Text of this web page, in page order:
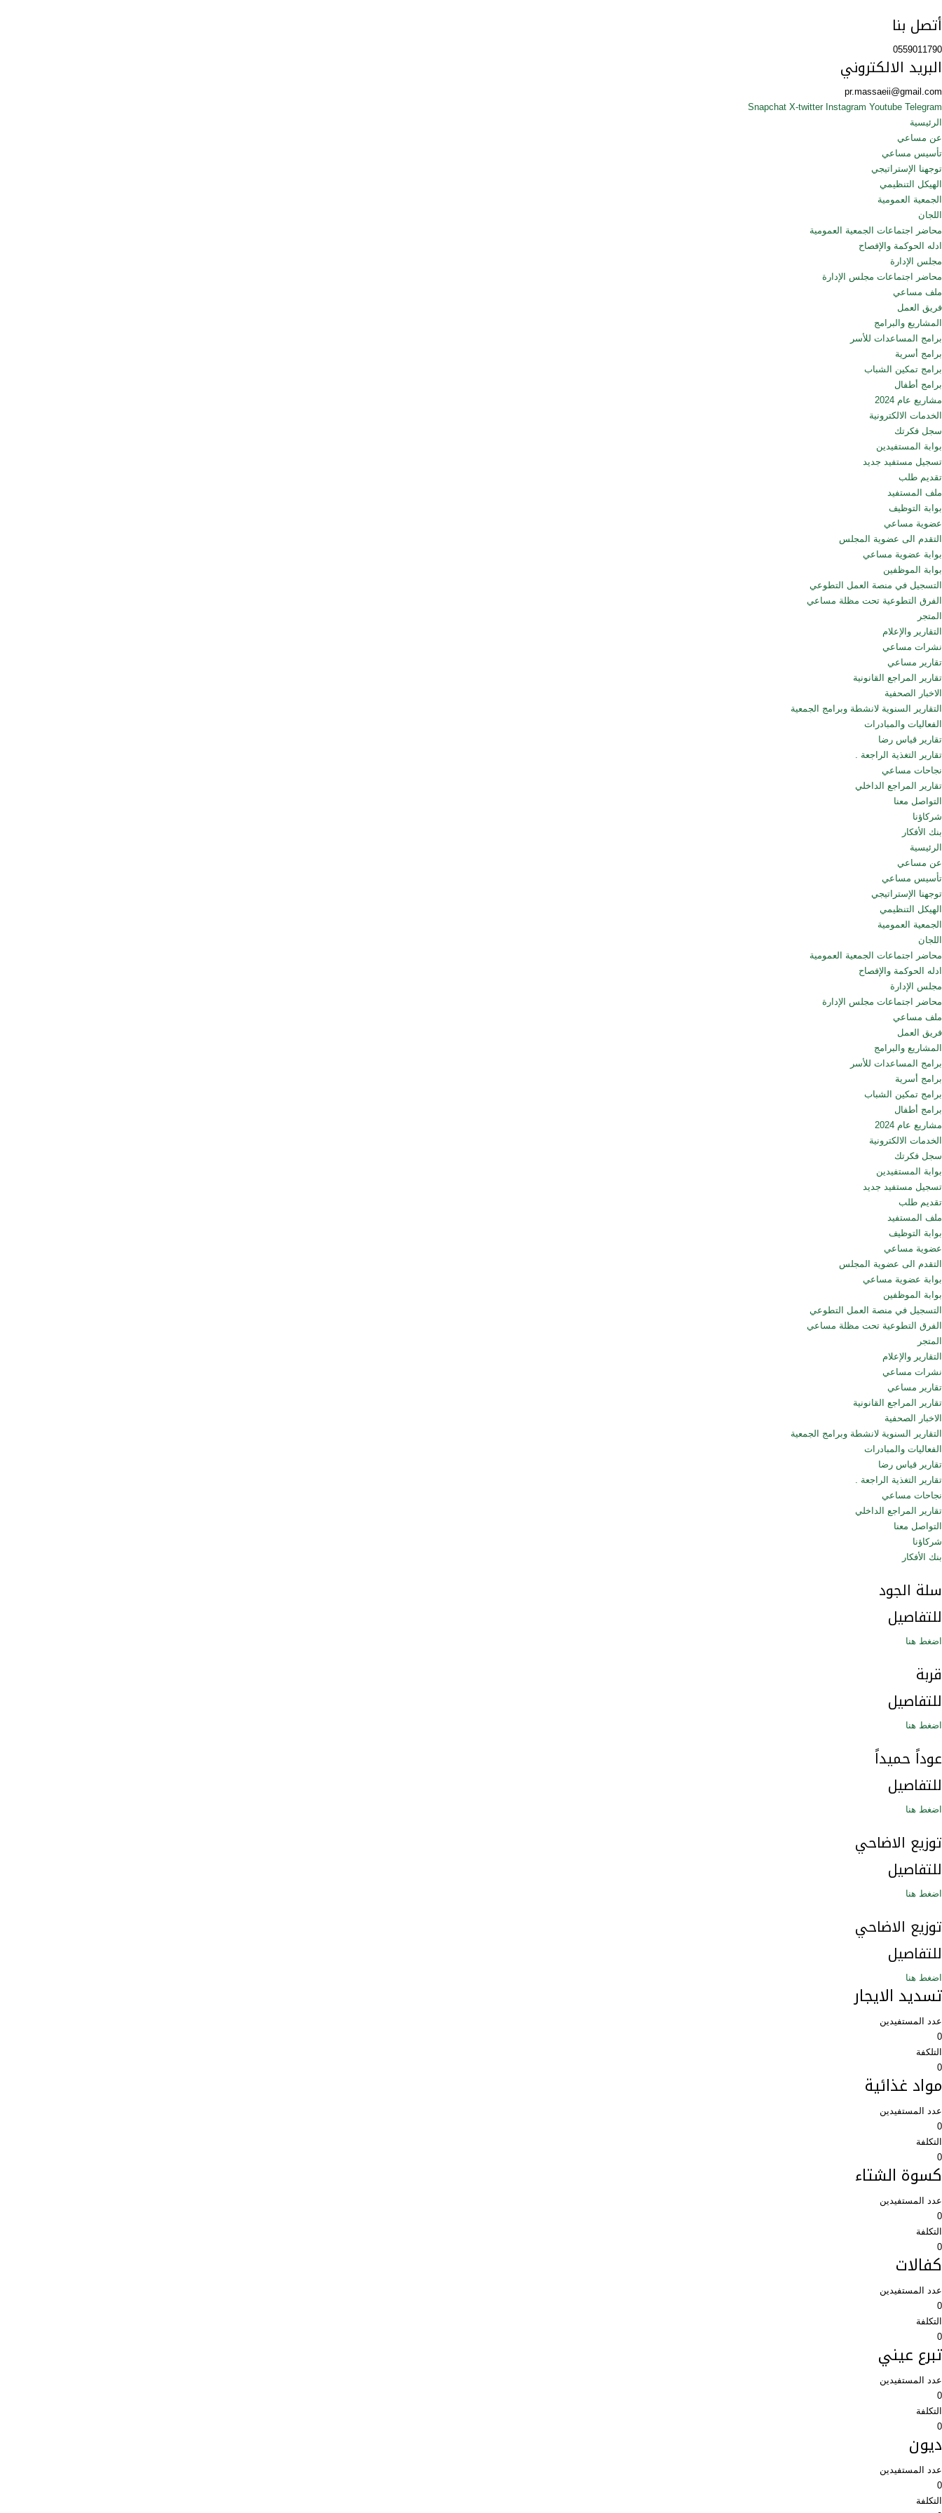
أتصل بنا
0559011790
البريد الالكتروني
pr.massaeii@gmail.com
Snapchat X-twitter Instagram Youtube Telegram
الرئيسية
عن مساعي
تأسيس مساعي
توجهنا الإستراتيجي
الهيكل التنظيمي
الجمعية العمومية
اللجان
محاضر اجتماعات الجمعية العمومية
ادله الحوكمة والإفصاح
مجلس الإدارة
محاضر اجتماعات مجلس الإدارة
ملف مساعي
فريق العمل
المشاريع والبرامج
برامج المساعدات للأسر
برامج أسرية
برامج تمكين الشباب
برامج أطفال
مشاريع عام 2024
الخدمات الالكترونية
سجل فكرتك
بوابة المستفيدين
تسجيل مستفيد جديد
تقديم طلب
ملف المستفيد
بوابة التوظيف
عضوية مساعي
التقدم الى عضوية المجلس
بوابة عضوية مساعي
بوابة الموظفين
التسجيل في منصة العمل التطوعي
الفرق التطوعية تحت مظلة مساعي
المتجر
التقارير والإعلام
نشرات مساعي
تقارير مساعي
تقارير المراجع القانونية
الاخبار الصحفية
التقارير السنوية لانشطة وبرامج الجمعية
الفعاليات والمبادرات
تقارير قياس رضا
تقارير التغذية الراجعة .
نجاحات مساعي
تقارير المراجع الداخلي
التواصل معنا
شركاؤنا
بنك الأفكار
الرئيسية
عن مساعي
تأسيس مساعي
توجهنا الإستراتيجي
الهيكل التنظيمي
الجمعية العمومية
اللجان
محاضر اجتماعات الجمعية العمومية
ادله الحوكمة والإفصاح
مجلس الإدارة
محاضر اجتماعات مجلس الإدارة
ملف مساعي
فريق العمل
المشاريع والبرامج
برامج المساعدات للأسر
برامج أسرية
برامج تمكين الشباب
برامج أطفال
مشاريع عام 2024
الخدمات الالكترونية
سجل فكرتك
بوابة المستفيدين
تسجيل مستفيد جديد
تقديم طلب
ملف المستفيد
بوابة التوظيف
عضوية مساعي
التقدم الى عضوية المجلس
بوابة عضوية مساعي
بوابة الموظفين
التسجيل في منصة العمل التطوعي
الفرق التطوعية تحت مظلة مساعي
المتجر
التقارير والإعلام
نشرات مساعي
تقارير مساعي
تقارير المراجع القانونية
الاخبار الصحفية
التقارير السنوية لانشطة وبرامج الجمعية
الفعاليات والمبادرات
تقارير قياس رضا
تقارير التغذية الراجعة .
نجاحات مساعي
تقارير المراجع الداخلي
التواصل معنا
شركاؤنا
بنك الأفكار
سلة الجود
للتفاصيل
اضغط هنا
قربة
للتفاصيل
اضغط هنا
عوداً حميداً
للتفاصيل
اضغط هنا
توزيع الاضاحي
للتفاصيل
اضغط هنا
توزيع الاضاحي
للتفاصيل
اضغط هنا
تسديد الايجار
عدد المستفيدين
0
التلكفة
0
مواد غذائية
عدد المستفيدين
0
التكلفة
0
كسوة الشتاء
عدد المستفيدين
0
التكلفة
0
كفالات
عدد المستفيدين
0
التكلفة
0
تبرع عيني
عدد المستفيدين
0
التكلفة
0
ديون
عدد المستفيدين
0
التكلفة